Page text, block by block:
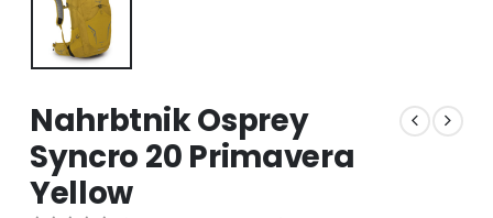
Nahrbtnik Osprey
Syncro 20 Primavera
Yellow